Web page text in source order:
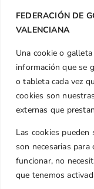
FEDERACIÓN DE
VALENCIANA
Una cookie o
información que se
o tableta cada vez
cookies son
externas que
Las cookies pueden
son necesarias
funcionar, no
que tenemos
Centre de
Caballero,